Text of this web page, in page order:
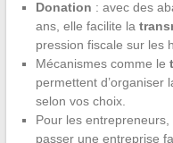
Donation : avec des
ans, elle facilite la
pression fiscale sur les
Mécanismes comme le
permettent d’organiser
selon vos choix.
Pour les entrepreneurs,
passer une entreprise